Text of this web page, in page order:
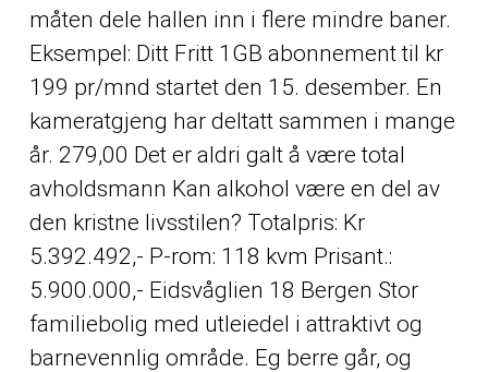
måten dele hallen inn i flere mindre baner.
Eksempel: Ditt Fritt 1GB abonnement til kr
199 pr/mnd startet den 15. desember. En
kameratgjeng har deltatt sammen i mange
år. 279,00 Det er aldri galt å være total
avholdsmann Kan alkohol være en del av
den kristne livsstilen? Totalpris: Kr
5.392.492,- P-rom: 118 kvm Prisant.:
5.900.000,- Eidsvåglien 18 Bergen Stor
familiebolig med utleiedel i attraktivt og
barnevennlig område. Eg berre går, og